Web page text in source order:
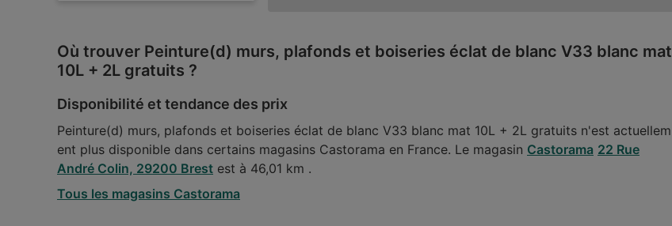
Où trouver Peinture(d) murs, plafonds et boiseries éclat de blanc V33 blanc mat
10L + 2L gratuits ?
Disponibilité et tendance des prix
Peinture(d) murs, plafonds et boiseries éclat de blanc V33 blanc mat 10L + 2L gratuits n'est actuellem
ent plus disponible dans certains magasins Castorama en France. Le magasin Castorama 22 Rue
André Colin, 29200 Brest est à 46,01 km .
Tous les magasins Castorama